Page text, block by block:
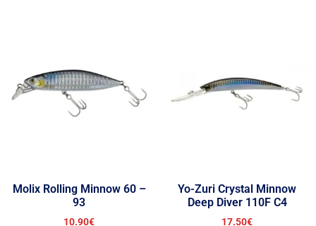
Molix Rolling Minnow 60 –
93
10.90€
Yo-Zuri Crystal Minnow
Deep Diver 110F C4
17.50€